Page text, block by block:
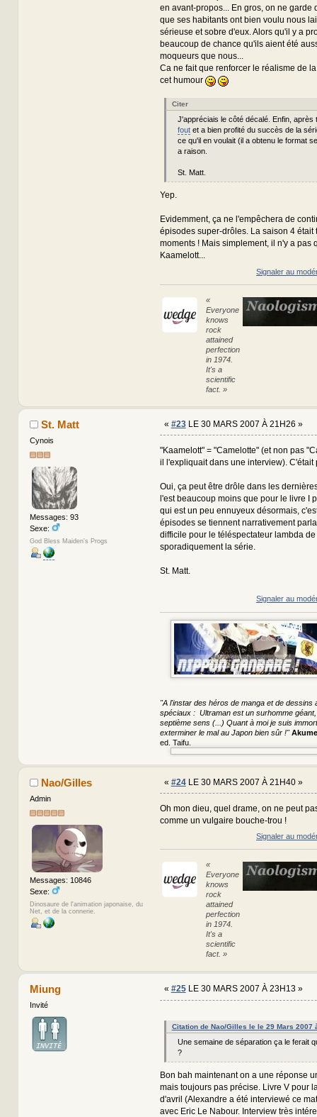
en avant-propos... En gros, on ne garde
que ses habitants ont bien voulu nous
sérieuse et sobre d'eux. Alors qu'il y a
beaucoup de chance qu'ils aient été
moqueurs que nous...
Ca ne fait que renforcer le réalisme de
cet humour
Citer
J'appréciais le côté décalé. Enfin, après
foutet a bien profité du succès de la
ce qu'il en voulait (il a obtenu le format
a raison.
St. Matt.
Yep.
Evidemment, ça ne l'empêchera de
épisodes super-drôles. La saison 4 était
moments ! Mais simplement, il n'y a pas
Kaamelott...
Signaler au
«
Everyone
knows
rock
attained
perfection
in 1974.
It's a
scientific
fact. »
St. Matt
Cynois
Messages: 93
Sexe:
God Bless Maiden's Progs
« #23LE 30 MARS 2007 À 21H26 »
"Kaamelott" = "Camelotte" (et non pas
il l'expliquait dans une interview).
Oui, ça peut être drôle dans les
l'est beaucoup moins que pour le livre I
qui est un peu ennuyeux désormais,
épisodes se tiennent narrativement
difficile pour le téléspectateur lambda
sporadiquement la série.
St. Matt.
Signaler au
"A l'instar des héros de manga et de dessins
spéciaux : Ultraman est un surhomme
septième sens (...) Quant à moi je suis
exterminer le mal au Japon bien sûr !"
ed. Taifu.
Nao/Gilles
Admin
Messages: 10846
Sexe:
Dinosaure de l'animation japonaise, du
Net, et de la connerie.
« #24LE 30 MARS 2007 À 21H40 »
Oh mon dieu, quel drame, on ne peut
comme un vulgaire bouche-trou !
Signaler au
«
Everyone
knows
rock
attained
perfection
in 1974.
It's a
scientific
fact. »
Miung
Invité
« #25LE 30 MARS 2007 À 23H13 »
Citation de Nao/Gilles le le 29 Mars 2007
Une semaine de séparation ça le ferait
?
Bon bah maintenant on a une réponse
mais toujours pas précise. Livre V pour
d'avril (Alexandre a été interviewé ce
avec Eric Le Nabour. Interview très